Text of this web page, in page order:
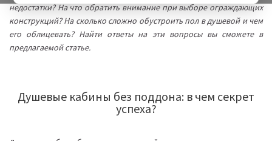
недостатки? На что обратить внимание при выборе ограждающих
конструкций? На сколько сложно обустроить пол в душевой и чем
его облицевать? Найти ответы на эти вопросы вы сможете в
предлагаемой статье.
Душевые кабины без поддона: в чем секрет
успеха?